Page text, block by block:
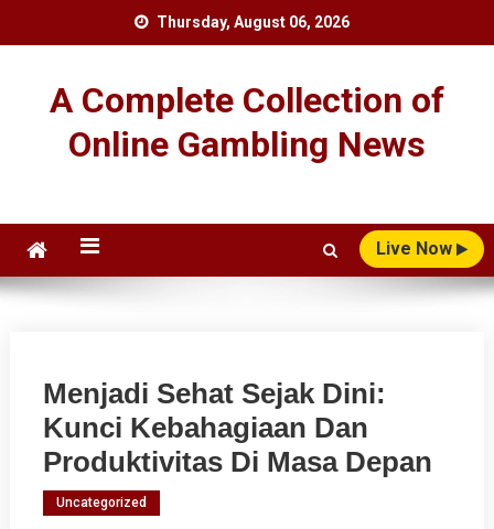
Thursday, August 06, 2026
A Complete Collection of
Online Gambling News
Live Now
Menjadi Sehat Sejak Dini:
Kunci Kebahagiaan Dan
Produktivitas Di Masa Depan
Uncategorized